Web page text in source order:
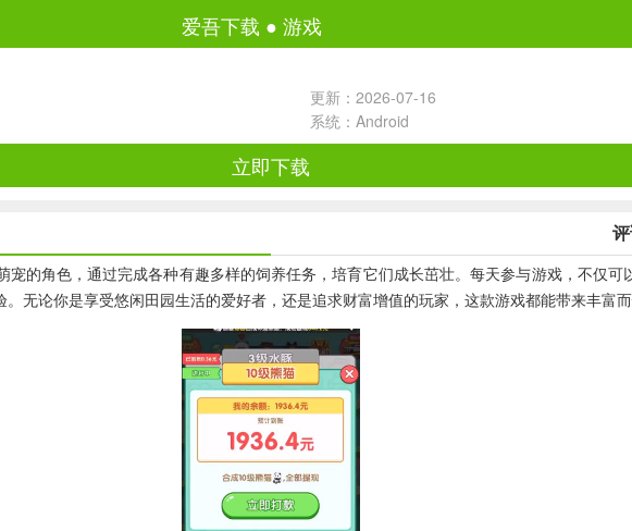
爱吾下载 ● 游戏
更新：2026-07-16
系统：Android
立即下载
的角色，通过完成各种有趣多样的饲养任务，培育它们成长茁壮。每天参与游戏，不仅
无论你是享受悠闲田园生活的爱好者，还是追求财富增值的玩家，这款游戏都能带来丰富而